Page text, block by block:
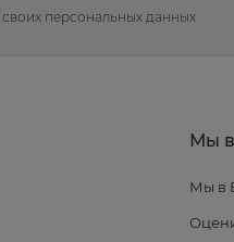
персональных данных
Мы в
Мы в